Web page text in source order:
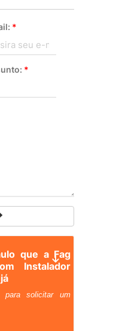
*
*
que a Fag
Instalador
para solicitar um